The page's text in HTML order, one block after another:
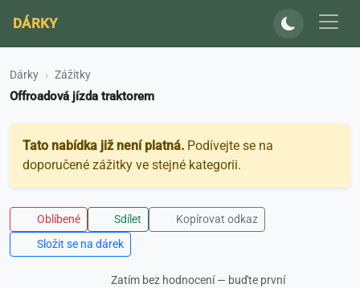
DÁRKY
Dárky Zážitky
Offroadová jízda traktorem
Tato nabídka již není platná. Podívejte se na
doporučené zážitky ve stejné kategorii.
Oblíbené Sdílet
Kopírovat odkaz
Složit se na dárek
Zatím bez hodnocení — buďte první